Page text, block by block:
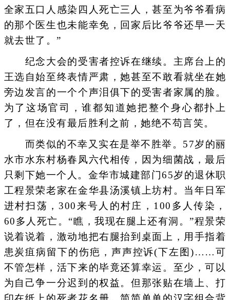
全家五口人感染四人死亡三人，甚至为爷爷看病
的那个医生也未能幸免，回家后比爷爷还早一天
就去世了。”
纪念大会的受害者控诉在继续。主席台上的
王选自始至终表情严肃，她甚至不敢看就坐在她
旁边发言的一个个声泪俱下的受害者家属的脸。
为了这场官司，谁都知道她把整个身心都扑上
了，但在没有最后胜利之前，她绝不苟言笑。
而类似的不幸又实在是举不胜举。57岁的丽
水市水东村杨春凤六代相传，因为细菌战，最后
只剩下她一个人。金华市城建部门65岁的退休职
工程景荣老家在金华县汤溪镇上坊村。当年日军
进村扫荡，300来号人的村庄，100多人传染，
60多人死亡。“瞧，我现在腿上还有洞。”程景荣
说着说着，激动地把右腿抬到桌面上，用手指着
患炭疽病留下的伤疤，声声控诉(下左图)……可
不管怎样，活下来的毕竟还算幸运。至少，可以
为自己争一分迟到的权益。但那张贴在墙上、打